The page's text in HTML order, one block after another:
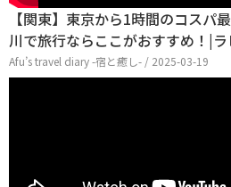
【関東】東京から1時間のコスパ
川で旅行ならここがおすすめ！|
Afu’s travel diary -宿と癒し- / 2025-03-19